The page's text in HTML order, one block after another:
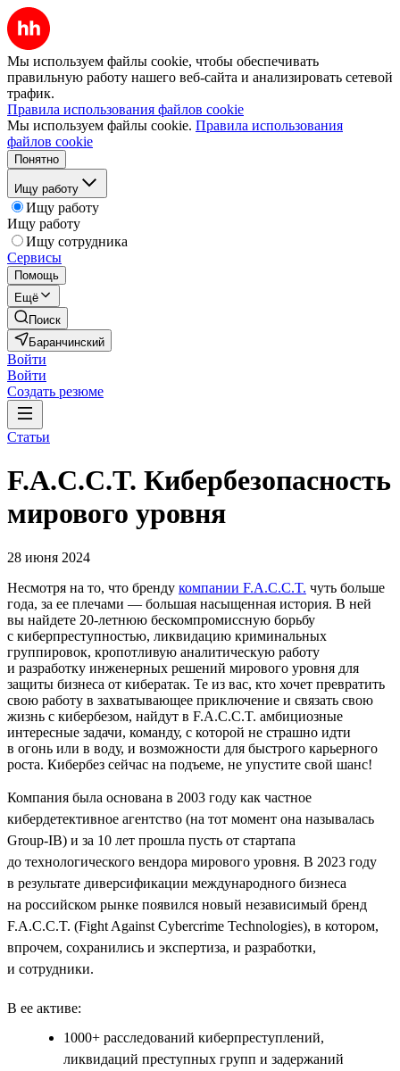
Мы используем файлы cookie, чтобы обеспечивать
правильную работу нашего веб-сайта и анализировать сетевой
трафик.
Правила использования файлов cookie
Мы используем файлы cookie. Правила использования
файлов cookie
Понятно
Ищу работу
Ищу работу
Ищу работу
Ищу сотрудника
Сервисы
Помощь
Ещё
Поиск
Баранчинский
Войти
Войти
Создать резюме
Статьи
F.A.C.C.T. Кибербезопасность
мирового уровня
28 июня 2024
Несмотря на то, что бренду компании F.A.C.C.T. чуть больше
года, за ее плечами — большая насыщенная история. В ней
вы найдете 20‑летнюю бескомпромиссную борьбу
с киберпреступностью, ликвидацию криминальных
группировок, кропотливую аналитическую работу
и разработку инженерных решений мирового уровня для
защиты бизнеса от кибератак. Те из вас, кто хочет превратить
свою работу в захватывающее приключение и связать свою
жизнь с кибербезом, найдут в F.A.C.C.T. амбициозные
интересные задачи, команду, с которой не страшно идти
в огонь или в воду, и возможности для быстрого карьерного
роста. Кибербез сейчас на подъеме, не упустите свой шанс!
Компания была основана в 2003 году как частное
кибердетективное агентство (на тот момент она называлась
Group-IB) и за 10 лет прошла пусть от стартапа
до технологического вендора мирового уровня. В 2023 году
в результате диверсификации международного бизнеса
на российском рынке появился новый независимый бренд
F.A.C.C.T. (Fight Against Cybercrime Technologies), в котором,
впрочем, сохранились и экспертиза, и разработки,
и сотрудники.
В ее активе:
1000+ расследований киберпреступлений,
ликвидаций преступных групп и задержаний